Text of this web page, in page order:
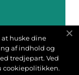
at huske dine
af indhold og
tredjepart. Ved
cookiepolitikken.